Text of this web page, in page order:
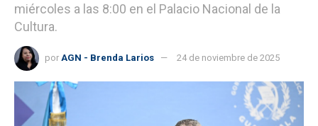
miércoles a las 8:00 en el Palacio Nacional de la
Cultura.
por AGN - Brenda Larios 24 de noviembre de 2025